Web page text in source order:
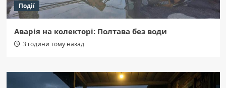
Події
Аварія на колекторі: Полтава без води
3 години тому назад